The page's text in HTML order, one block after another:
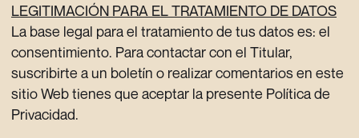
LEGITIMACIÓN PARA EL TRATAMIENTO DE DATOS
La base legal para el tratamiento de tus datos es: el
consentimiento. Para contactar con el Titular,
suscribirte a un boletín o realizar comentarios en este
sitio Web tienes que aceptar la presente Política de
Privacidad.